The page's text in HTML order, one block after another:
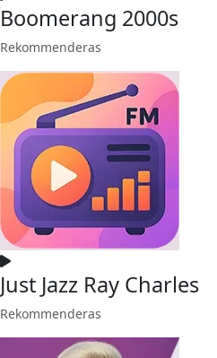
Boomerang 2000s
Rekommenderas
Just Jazz Ray Charles
Rekommenderas